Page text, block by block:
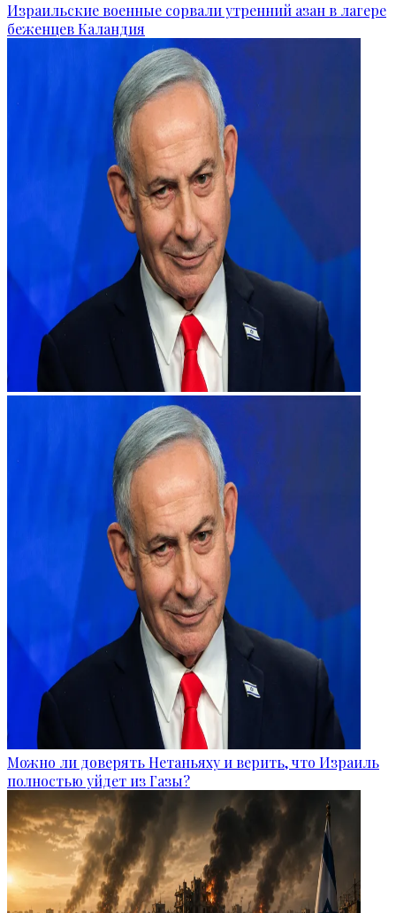
Израильские военные сорвали утренний азан в лагере
беженцев Каландия
Можно ли доверять Нетаньяху и верить, что Израиль
полностью уйдет из Газы?